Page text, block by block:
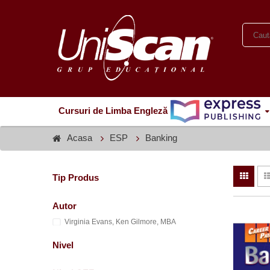
Cursuri de Limba Engleză
Acasa ESP Banking
Tip Produs
Autor
Virginia Evans, Ken Gilmore, MBA
Nivel